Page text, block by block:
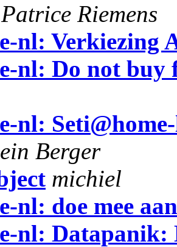
Patrice Riemens
nl: Verkiezing
nl: Do not buy
nl:
Berger
michiel
nl: doe mee
nl: